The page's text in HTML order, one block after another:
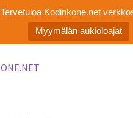
Tervetuloa Kodinkone.net
Myymälän aukioloajat